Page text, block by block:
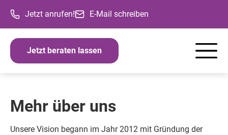
Jetzt anrufen! E-Mail schreiben
Jetzt beraten lassen
Mehr über uns
Unsere Vision begann im Jahr 2012 mit Gründung der